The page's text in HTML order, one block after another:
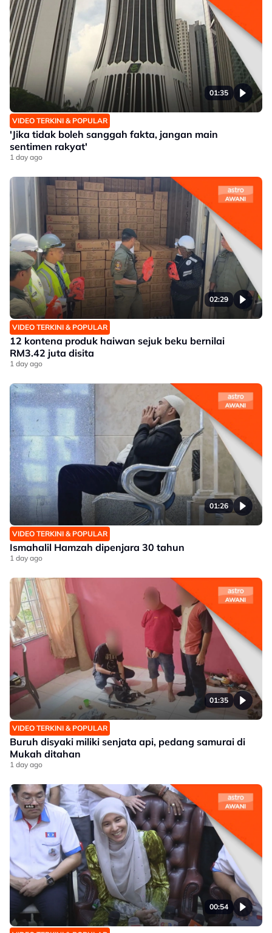
01:35
VIDEO TERKINI & POPULAR
'Jika tidak boleh sanggah fakta, jangan main
sentimen rakyat'
1 day ago
02:29
VIDEO TERKINI & POPULAR
12 kontena produk haiwan sejuk beku bernilai
RM3.42 juta disita
1 day ago
01:26
VIDEO TERKINI & POPULAR
Ismahalil Hamzah dipenjara 30 tahun
1 day ago
01:35
VIDEO TERKINI & POPULAR
Buruh disyaki miliki senjata api, pedang samurai di
Mukah ditahan
1 day ago
00:54